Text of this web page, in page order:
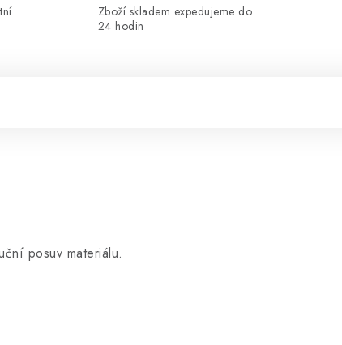
Zboží skladem expedujeme do
24 hodin
posuv materiálu.